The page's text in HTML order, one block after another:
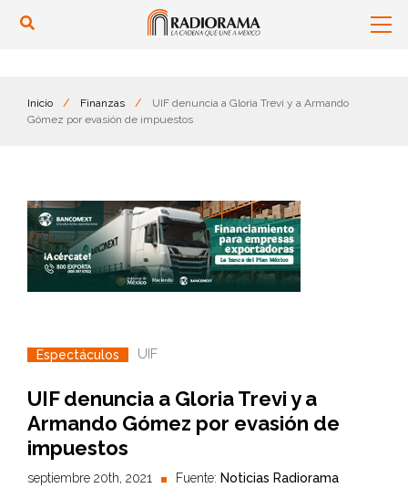
Inicio / Finanzas /
UIF denuncia a Gloria Trevi y a Armando
Gómez por evasión de impuestos
Espectáculos UIF
UIF denuncia a Gloria Trevi y a
Armando Gómez por evasión de
impuestos
septiembre 20th, 2021 Fuente: Noticias Radiorama